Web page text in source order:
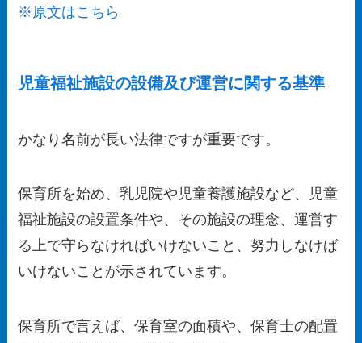
※原文はこちら
児童福祉施設の設備及び運営に関する基準
かなり名前が長い法律ですが重要です。
保育所を始め、乳児院や児童養護施設など、児童
福祉施設の設置条件や、 その施設の理念、運営す
る上で守らなければいけないこと、努力しなけば
いけないこと が示されています。
保育所で言えば、保育室の面積や、保育士の配置